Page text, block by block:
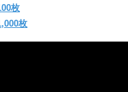
します！
で作業効率UP！
ざいますので、サイズをお確
枚
枚